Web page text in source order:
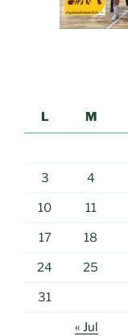
L
M
3 4
10 11
17 18
24 25
31
« Jul